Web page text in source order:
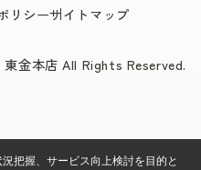
リシーサイトマップ
金本店 All Rights Reserved.
把握、サービス向上検討を目的と